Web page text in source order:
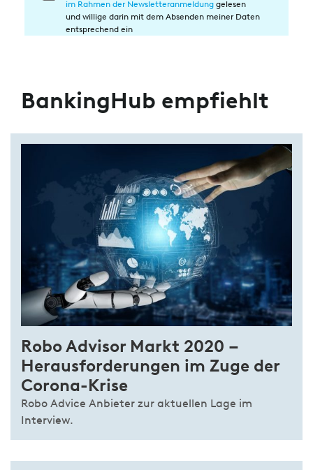
im Rahmen der Newsletteranmeldung gelesen
und willige darin mit dem Absenden meiner Daten
entsprechend ein
BankingHub empfiehlt
Robo Advisor Markt 2020 –
Heraus­for­derungen im Zuge der
Co­rona-Krise
Robo Advice Anbieter zur aktuellen Lage im
Interview.